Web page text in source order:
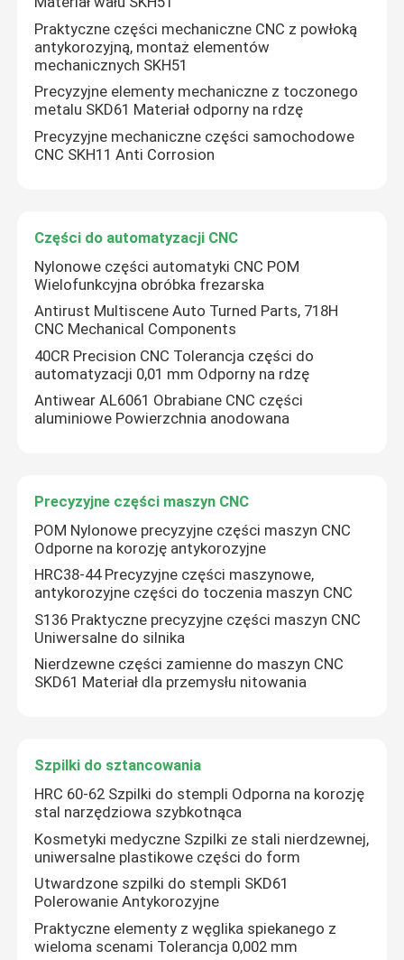
Precyzyjne elementy mechaniczne
Części do automatyzacji CNC
Precyzyjne części maszyn CNC
Samoprzebijająca się maszyna do wyprasowania
Praktyczne części mechaniczne CNC z powłoką
antykorozyjną, montaż elementów
mechanicznych SKH51
Precyzyjne elementy mechaniczne z toczonego
metalu SKD61 Materiał odporny na rdzę
Precyzyjne mechaniczne części samochodowe
CNC SKH11 Anti Corrosion
Części do automatyzacji CNC
Nylonowe części automatyki CNC POM
Wielofunkcyjna obróbka frezarska
Antirust Multiscene Auto Turned Parts, 718H
CNC Mechanical Components
40CR Precision CNC Tolerancja części do
automatyzacji 0,01 mm Odporny na rdzę
Antiwear AL6061 Obrabiane CNC części
aluminiowe Powierzchnia anodowana
Precyzyjne części maszyn CNC
POM Nylonowe precyzyjne części maszyn CNC
Odporne na korozję antykorozyjne
HRC38-44 Precyzyjne części maszynowe,
antykorozyjne części do toczenia maszyn CNC
S136 Praktyczne precyzyjne części maszyn CNC
Uniwersalne do silnika
Nierdzewne części zamienne do maszyn CNC
SKD61 Materiał dla przemysłu nitowania
Szpilki do sztancowania
HRC 60-62 Szpilki do stempli Odporna na korozję
stal narzędziowa szybkotnąca
Kosmetyki medyczne Szpilki ze stali nierdzewnej,
uniwersalne plastikowe części do form
Utwardzone szpilki do stempli SKD61
Polerowanie Antykorozyjne
Praktyczne elementy z węglika spiekanego z
wieloma scenami Tolerancja 0,002 mm